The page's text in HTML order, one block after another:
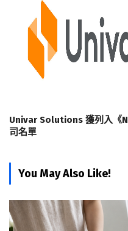
Univar Solutions 獲列入《
司名單
You May Also Like!